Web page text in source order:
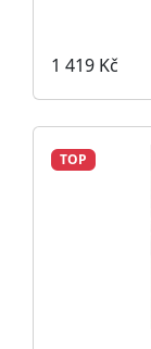
1 419 Kč
TOP